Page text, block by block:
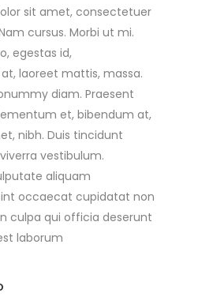
sit amet, consectetuer
cursus. Morbi ut mi.
egestas id,
laoreet mattis, massa.
diam. Praesent
et, bibendum at,
nibh. Duis tincidunt
vestibulum.
aliquam
occaecat cupidatat non
culpa qui officia deserunt
laborum